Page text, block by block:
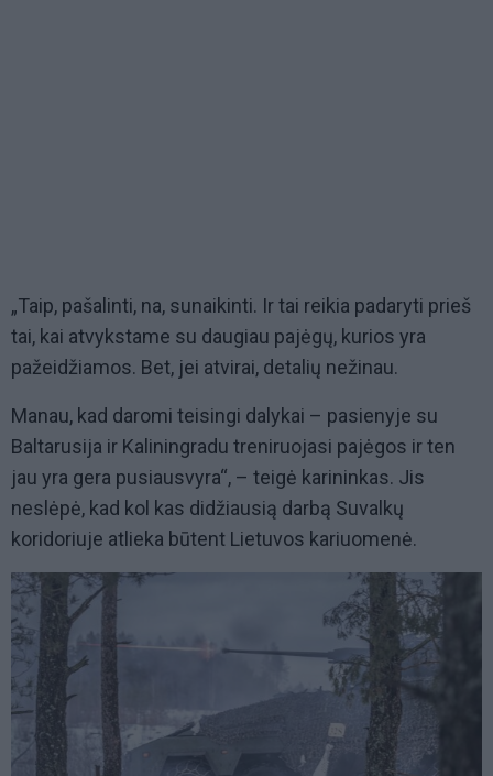
„Taip, pašalinti, na, sunaikinti. Ir tai reikia padaryti prieš
tai, kai atvykstame su daugiau pajėgų, kurios yra
pažeidžiamos. Bet, jei atvirai, detalių nežinau.
Manau, kad daromi teisingi dalykai – pasienyje su
Baltarusija ir Kaliningradu treniruojasi pajėgos ir ten
jau yra gera pusiausvyra“, – teigė karininkas. Jis
neslėpė, kad kol kas didžiausią darbą Suvalkų
koridoriuje atlieka būtent Lietuvos kariuomenė.